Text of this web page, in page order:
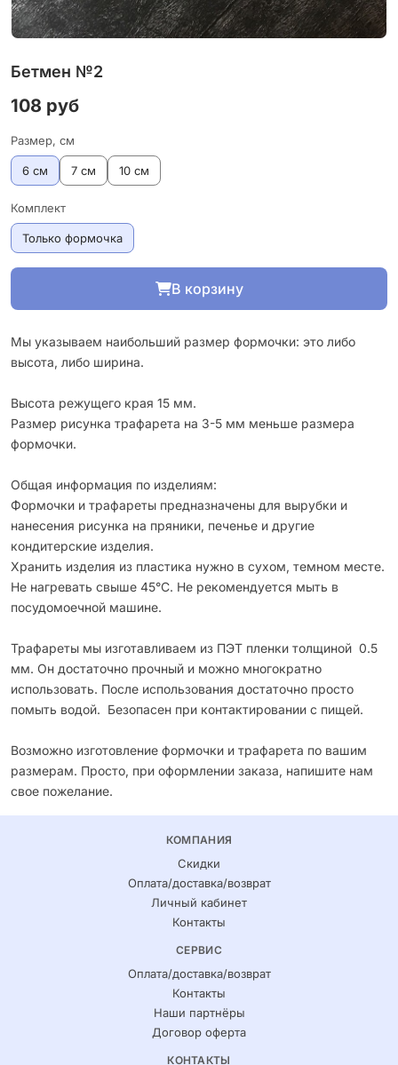
Бетмен №2
108 руб
Размер, см
6 см 7 см 10 см
Комплект
Только формочка
В корзину
Мы указываем наибольший размер формочки: это либо
высота, либо ширина.
Высота режущего края 15 мм.
Размер рисунка трафарета на 3-5 мм меньше размера
формочки.
Общая информация по изделиям:
Формочки и трафареты предназначены для вырубки и
нанесения рисунка на пряники, печенье и другие
кондитерские изделия.
Хранить изделия из пластика нужно в сухом, темном месте.
Не нагревать свыше 45°С. Не рекомендуется мыть в
посудомоечной машине.
Трафареты мы изготавливаем из ПЭТ пленки толщиной 0.5
мм. Он достаточно прочный и можно многократно
использовать. После использования достаточно просто
помыть водой. Безопасен при контактировании с пищей.
Возможно изготовление формочки и трафарета по вашим
размерам. Просто, при оформлении заказа, напишите нам
свое пожелание.
КОМПАНИЯ
Скидки
Оплата/доставка/возврат
Личный кабинет
Контакты
СЕРВИС
Оплата/доставка/возврат
Контакты
Наши партнёры
Договор оферта
КОНТАКТЫ